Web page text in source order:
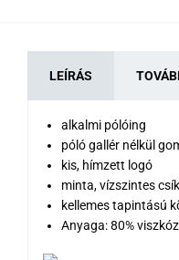
LEÍRÁS
alkalmi pólóing
póló gallér nélkül
kis, hímzett logó
minta, vízszintes
kellemes tapintású
Anyaga: 80%